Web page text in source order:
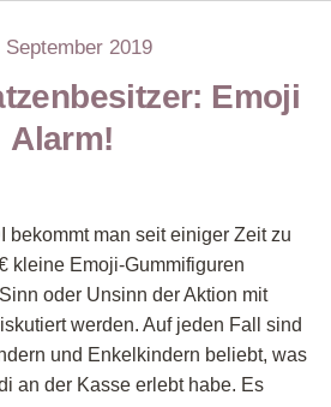
September 2019
Emoji
Alarm!
bekommt man seit einiger Zeit zu
kleine Emoji-Gummifiguren
oder Unsinn der Aktion mit
werden. Auf jeden Fall sind
und Enkelkindern beliebt, was
an der Kasse erlebt habe. Es